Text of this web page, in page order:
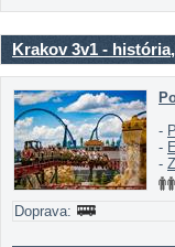
Krakov 3v1 -
-
-
-
Doprava: